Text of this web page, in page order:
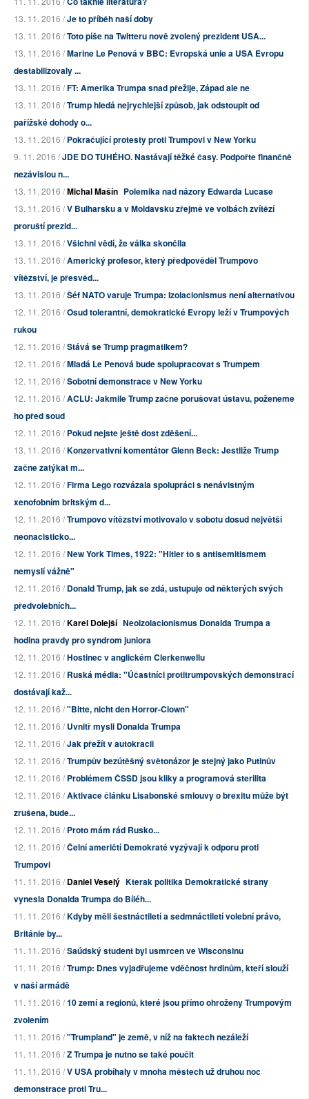
13. 11. 2016 /Je to příběh naší doby
13. 11. 2016 /Toto píše na Twitteru nově zvolený prezident USA...
13. 11. 2016 /Marine Le Penová v BBC: Evropská unie a USA Evropu
destabilizovaly ...
13. 11. 2016 /FT: Amerika Trumpa snad přežije, Západ ale ne
13. 11. 2016 /Trump hledá nejrychlejší způsob, jak odstoupit od
pařížské dohody o...
13. 11. 2016 /Pokračující protesty proti Trumpovi v New Yorku
9. 11. 2016 /JDE DO TUHÉHO. Nastávají těžké časy. Podpořte finančně
nezávislou n...
13. 11. 2016 /Michal Mašín Polemika nad názory Edwarda Lucase
13. 11. 2016 /V Bulharsku a v Moldavsku zřejmě ve volbách zvítězí
proruští prezid...
13. 11. 2016 /Všichni vědí, že válka skončila
13. 11. 2016 /Americký profesor, který předpověděl Trumpovo
vítězství, je přesvěd...
13. 11. 2016 /Šéf NATO varuje Trumpa: Izolacionismus není alternativou
12. 11. 2016 /Osud tolerantní, demokratické Evropy leží v Trumpových
rukou
12. 11. 2016 /Stává se Trump pragmatikem?
12. 11. 2016 /Mladá Le Penová bude spolupracovat s Trumpem
12. 11. 2016 /Sobotní demonstrace v New Yorku
12. 11. 2016 /ACLU: Jakmile Trump začne porušovat ústavu, poženeme
ho před soud
12. 11. 2016 /Pokud nejste ještě dost zděšení...
13. 11. 2016 /Konzervativní komentátor Glenn Beck: Jestliže Trump
začne zatýkat m...
12. 11. 2016 /Firma Lego rozvázala spolupráci s nenávistným
xenofobním britským d...
12. 11. 2016 /Trumpovo vítězství motivovalo v sobotu dosud největší
neonacisticko...
12. 11. 2016 /New York Times, 1922: "Hitler to s antisemitismem
nemyslí vážně"
12. 11. 2016 /Donald Trump, jak se zdá, ustupuje od některých svých
předvolebních...
12. 11. 2016 /Karel Dolejší Neoizolacionismus Donalda Trumpa a
hodina pravdy pro syndrom juniora
12. 11. 2016 /Hostinec v anglickém Clerkenwellu
12. 11. 2016 /Ruská média: "Účastníci protitrumpovských demonstrací
dostávají kaž...
12. 11. 2016 /"Bitte, nicht den Horror-Clown"
12. 11. 2016 /Uvnitř mysli Donalda Trumpa
12. 11. 2016 /Jak přežít v autokracii
12. 11. 2016 /Trumpův bezútěšný světonázor je stejný jako Putinův
12. 11. 2016 /Problémem ČSSD jsou kliky a programová sterilita
12. 11. 2016 /Aktivace článku Lisabonské smlouvy o brexitu může být
zrušena, bude...
12. 11. 2016 /Proto mám rád Rusko...
12. 11. 2016 /Čelní američtí Demokraté vyzývají k odporu proti
Trumpovi
11. 11. 2016 /Daniel Veselý Kterak politika Demokratické strany
vynesla Donalda Trumpa do Bíléh...
11. 11. 2016 /Kdyby měli šestnáctiletí a sedmnáctiletí volební právo,
Británie by...
11. 11. 2016 /Saúdský student byl usmrcen ve Wisconsinu
11. 11. 2016 /Trump: Dnes vyjadřujeme vděčnost hrdinům, kteří slouží
v naší armádě
11. 11. 2016 /10 zemí a regionů, které jsou přímo ohroženy Trumpovým
zvolením
11. 11. 2016 /"Trumpland" je země, v níž na faktech nezáleží
11. 11. 2016 /Z Trumpa je nutno se také poučit
11. 11. 2016 /V USA probíhaly v mnoha městech už druhou noc
demonstrace proti Tru...